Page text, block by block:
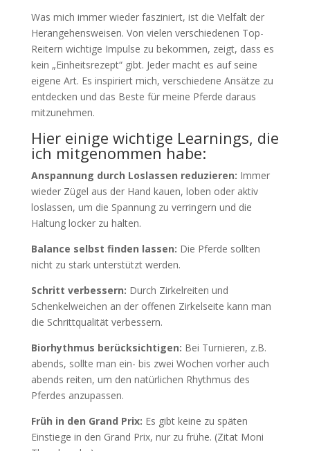
Was mich immer wieder fasziniert, ist die Vielfalt der
Herangehensweisen. Von vielen verschiedenen Top-
Reitern wichtige Impulse zu bekommen, zeigt, dass es
kein „Einheitsrezept“ gibt. Jeder macht es auf seine
eigene Art. Es inspiriert mich, verschiedene Ansätze zu
entdecken und das Beste für meine Pferde daraus
mitzunehmen.
Hier einige wichtige Learnings, die
ich mitgenommen habe:
Anspannung durch Loslassen reduzieren: Immer
wieder Zügel aus der Hand kauen, loben oder aktiv
loslassen, um die Spannung zu verringern und die
Haltung locker zu halten.
Balance selbst finden lassen: Die Pferde sollten
nicht zu stark unterstützt werden.
Schritt verbessern: Durch Zirkelreiten und
Schenkelweichen an der offenen Zirkelseite kann man
die Schrittqualität verbessern.
Biorhythmus berücksichtigen: Bei Turnieren, z.B.
abends, sollte man ein- bis zwei Wochen vorher auch
abends reiten, um den natürlichen Rhythmus des
Pferdes anzupassen.
Früh in den Grand Prix: Es gibt keine zu späten
Einstiege in den Grand Prix, nur zu frühe. (Zitat Moni